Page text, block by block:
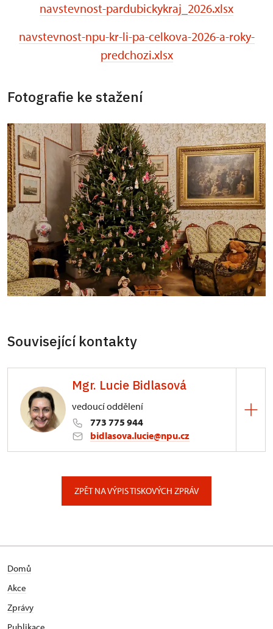
navstevnost-pardubickykraj_2026.xlsx
navstevnost-npu-kr-li-pa-celkova-2026-a-roky-
predchozi.xlsx
Fotografie ke stažení
Související kontakty
Mgr. Lucie Bidlasová
vedoucí oddělení
773 775 944
bidlasova.lucie@npu.cz
ZPĚT NA VÝPIS TISKOVÝCH ZPRÁV
Domů
Akce
Zprávy
Publikace